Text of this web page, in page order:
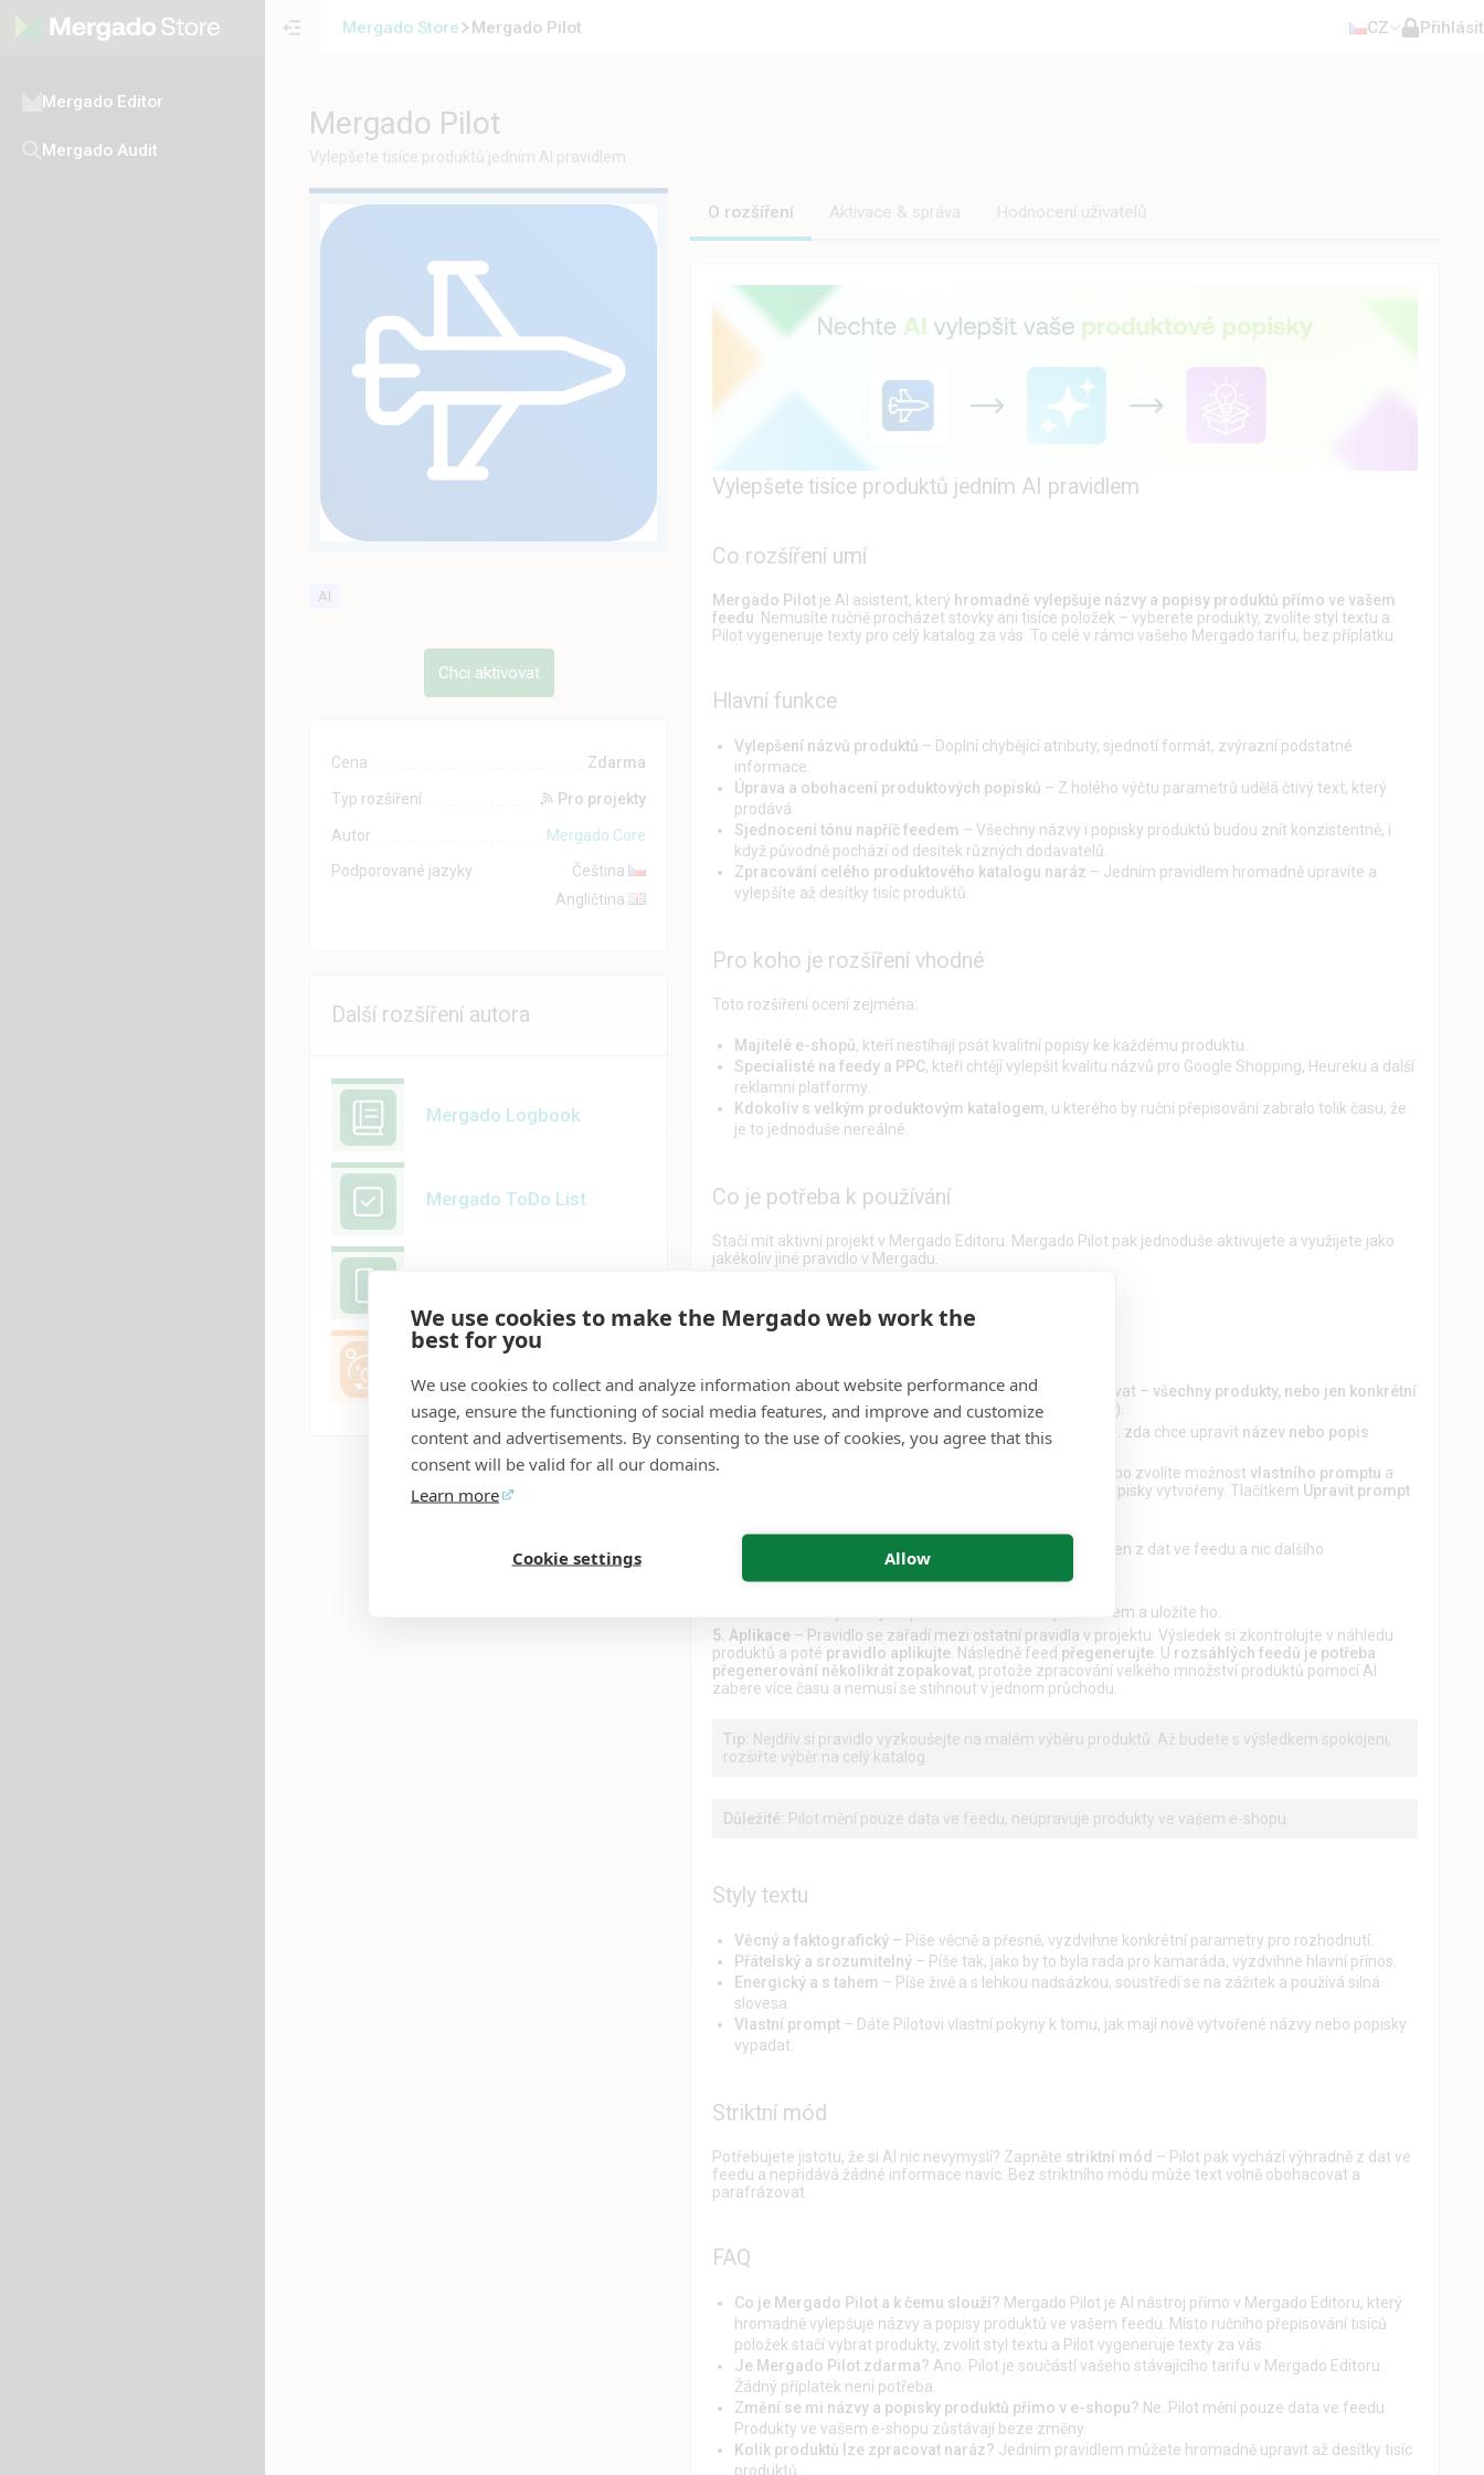
Mergado Store Mergado Pilot CZ Přihlásit
Mergado Editor
Mergado Audit
Mergado Pilot
Vylepšete tisíce produktů jedním AI pravidlem
AI
Chci aktivovat
Cena Zdarma
Typ rozšíření Pro projekty
Autor
Mergado Core
Podporované jazyky
Čeština
Angličtina
Další rozšíření autora
Mergado Logbook
Mergado ToDo List
O rozšíření Aktivace & správa Hodnocení uživatelů
Vylepšete tisíce produktů jedním AI pravidlem
Co rozšíření umí
Mergado Pilot je AI asistent, který hromadně vylepšuje názvy a popisy produktů přímo ve vašem
feedu . Nemusíte ručně procházet stovky ani tisíce položek – vyberete produkty, zvolíte styl textu a
Pilot vygeneruje texty pro celý katalog za vás. To celé v rámci vašeho Mergado tarifu, bez příplatku.
Hlavní funkce
Vylepšení názvů produktů – Doplní chybějící atributy, sjednotí formát, zvýrazní podstatné
informace.
Úprava a obohacení produktových popisků – Z holého výčtu parametrů udělá čtivý text, který
prodává.
Sjednocení tónu napříč feedem – Všechny názvy i popisky produktů budou znít konzistentně, i
když původně pochází od desítek různých dodavatelů.
Zpracování celého produktového katalogu naráz – Jedním pravidlem hromadně upravíte a
vylepšíte až desítky tisíc produktů.
Pro koho je rozšíření vhodné
Toto rozšíření ocení zejména:
Majitelé e-shopů, kteří nestíhají psát kvalitní popisy ke každému produktu.
Specialisté na feedy a PPC, kteří chtějí vylepšit kvalitu názvů pro Google Shopping, Heureku a další
reklamní platformy.
Kdokoliv s velkým produktovým katalogem, u kterého by ruční přepisování zabralo tolik času, že
je to jednoduše nereálné.
Co je potřeba k používání
Stačí mít aktivní projekt v Mergado Editoru. Mergado Pilot pak jednoduše aktivujete a využijete jako
jakékoliv jiné pravidlo v Mergadu.
Jak přesně Mergado Pilot funguje
1. Výběry– Určíte, na které produkty se má pravidlo aplikovat – všechny produkty, nebo jen konkrétní
výběr(např. produkty bez popisu, vybraná kategorie apod.).
2. Element – Zvolíte, který element chcete zpracovat, resp. zda chce upravit název nebo popis
produktu.
3. Prompt
, nebo zvolíte možnost vlastního promptu a
napíšete vlastní instrukci pro to, jak mají být názvy nebo popisky vytvořeny. Tlačítkem Upravit prompt
zapněte, pokud chcete, aby AI vycházela jen z dat ve feedu a nic dalšího
– Pojmenujete pravidlo srozumitelným názvem a uložíte ho.
5. Aplikace – Pravidlo se zařadí mezi ostatní pravidla v projektu. Výsledek si zkontrolujte v náhledu
produktů a poté pravidlo aplikujte . Následně feed přegenerujte . U rozsáhlých feedů je potřeba
přegenerování několikrát zopakovat, protože zpracování velkého množství produktů pomocí AI
zabere více času a nemusí se stihnout v jednom průchodu.
Tip: Nejdřív si pravidlo vyzkoušejte na malém výběru produktů. Až budete s výsledkem spokojeni,
rozšiřte výběr na celý katalog.
Důležité: Pilot mění pouze data ve feedu, neupravuje produkty ve vašem e-shopu.
Styly textu
Věcný a faktografický – Píše věcně a přesně, vyzdvihne konkrétní parametry pro rozhodnutí.
Přátelský a srozumitelný – Píše tak, jako by to byla rada pro kamaráda, vyzdvihne hlavní přínos.
Energický a s tahem – Píše živě a s lehkou nadsázkou, soustředí se na zážitek a používá silná
slovesa.
Vlastní prompt – Dáte Pilotovi vlastní pokyny k tomu, jak mají nově vytvořené názvy nebo popisky
vypadat.
Striktní mód
Potřebujete jistotu, že si AI nic nevymyslí? Zapněte striktní mód – Pilot pak vychází výhradně z dat ve
feedu a nepřidává žádné informace navíc. Bez striktního módu může text volně obohacovat a
parafrázovat.
FAQ
Co je Mergado Pilot a k čemu slouží? Mergado Pilot je AI nástroj přímo v Mergado Editoru, který
hromadně vylepšuje názvy a popisy produktů ve vašem feedu. Místo ručního přepisování tisíců
položek stačí vybrat produkty, zvolit styl textu a Pilot vygeneruje texty za vás.
Je Mergado Pilot zdarma? Ano. Pilot je součástí vašeho stávajícího tarifu v Mergado Editoru.
Žádný příplatek není potřeba.
Změní se mi názvy a popisky produktů přímo v e-shopu? Ne. Pilot mění pouze data ve feedu.
Produkty ve vašem e-shopu zůstávají beze změny.
Kolik produktů lze zpracovat naráz? Jedním pravidlem můžete hromadně upravit až desítky tisíc
produktů.
We use cookies to make the Mergado web work the
best for you
We use cookies to collect and analyze information about website performance and
usage, ensure the functioning of social media features, and improve and customize
content and advertisements. By consenting to the use of cookies, you agree that this
consent will be valid for all our domains.
Learn more
Cookie settings Allow